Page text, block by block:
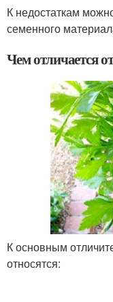
К недостаткам
семенного
Чем отличается
К основным
относятся: